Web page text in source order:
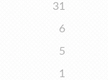
31
6
5
1